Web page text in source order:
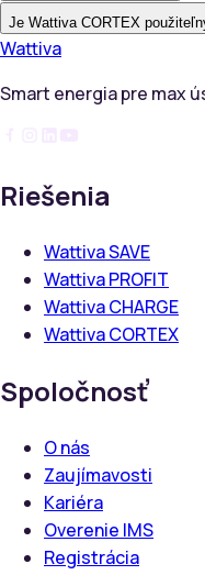
Je Wattiva CORTEX
Wattiva
Smart energia pre max
Riešenia
Wattiva SAVE
Wattiva PROFIT
Wattiva CHARGE
Wattiva CORTEX
Spoločnosť
O nás
Zaujímavosti
Kariéra
Overenie IMS
Registrácia